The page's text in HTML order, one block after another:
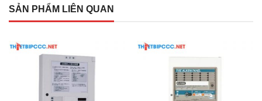
SẢN PHẨM LIÊN QUAN